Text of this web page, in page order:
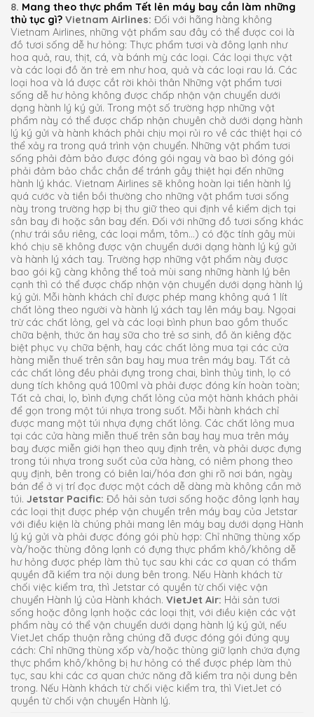
8. Mang theo thực phẩm Tết lên máy bay cần làm những
thủ tục gì? Vietnam Airlines: Đối với hãng hàng không
Vietnam Airlines, những vật phẩm sau đây có thể được coi là
đồ tươi sống dễ hư hỏng: Thực phẩm tươi và đông lạnh như
hoa quả, rau, thịt, cá, và bánh mỳ các loại. Các loại thực vật
và các loại đồ ăn trẻ em như hoa, quả và các loại rau lá. Các
loại hoa và lá được cắt rời khỏi thân Những vật phẩm tươi
sống dễ hư hỏng không được chấp nhận vận chuyển dưới
dạng hành lý ký gửi. Trong một số trường hợp những vật
phẩm này có thể được chấp nhận chuyên chở dưới dạng hành
lý ký gửi và hành khách phải chịu mọi rủi ro về các thiệt hại có
thể xảy ra trong quá trình vận chuyển. Những vật phẩm tươi
sống phải đảm bảo được đóng gói ngay và bao bì đóng gói
phải đảm bảo chắc chắn để tránh gây thiệt hại đến những
hành lý khác. Vietnam Airlines sẽ không hoàn lại tiền hành lý
quá cước và tiền bồi thường cho những vật phẩm tươi sống
này trong trường hợp bị thu giữ theo qui định về kiểm dịch tại
sân bay đi hoặc sân bay đến. Đối với những đồ tươi sống khác
(như trái sầu riêng, các loại mắm, tôm…) có đặc tính gây mùi
khó chịu sẽ không được vận chuyển dưới dạng hành lý ký gửi
và hành lý xách tay. Trường hợp những vật phẩm này được
bao gói kỹ càng không thể toả mùi sang những hành lý bên
cạnh thì có thể được chấp nhận vận chuyển dưới dạng hành lý
ký gửi. Mỗi hành khách chỉ được phép mang không quá 1 lít
chất lỏng theo người và hành lý xách tay lên máy bay. Ngọai
trừ các chất lỏng, gel và các loại bình phun bao gồm thuốc
chữa bệnh, thức ăn hay sữa cho trẻ sơ sinh, đồ ăn kiêng đặc
biệt phục vụ chữa bệnh, hay các chất lỏng mua tại các cửa
hàng miễn thuế trên sân bay hay mua trên máy bay. Tất cả
các chất lỏng đều phải đựng trong chai, bình thủy tinh, lọ có
dung tích không quá 100ml và phải được đóng kín hoàn toàn;
Tất cả chai, lọ, bình đựng chất lỏng của một hành khách phải
để gọn trong một túi nhựa trong suốt. Mỗi hành khách chỉ
được mang một túi nhựa đựng chất lỏng. Các chất lỏng mua
tại các cửa hàng miễn thuế trên sân bay hay mua trên máy
bay được miễn giới hạn theo quy định trên, và phải dược đựng
trong túi nhựa trong suốt của cửa hàng, có niêm phong theo
quy định, bên trong có biên lai/hóa đơn ghi rõ nơi bán, ngày
bán để ở vị trí đọc được một cách dễ dàng mà không cần mở
túi. Jetstar Pacific: Đồ hải sản tươi sống hoặc đông lạnh hay
các loại thịt được phép vận chuyển trên máy bay của Jetstar
với điều kiện là chúng phải mang lên máy bay dưới dạng Hành
lý ký gửi và phải được đóng gói phù hợp: Chỉ những thùng xốp
và/hoặc thùng đông lạnh có đựng thực phẩm khô/không dễ
hư hỏng được phép làm thủ tục sau khi các cơ quan có thẩm
quyền đã kiểm tra nội dung bên trong. Nếu Hành khách từ
chối việc kiểm tra, thì Jetstar có quyền từ chối việc vận
chuyển Hành lý của Hành khách. VietJet Air: Hải sản tươi
sống hoặc đông lạnh hoặc các loại thịt, với điều kiện các vật
phẩm này có thể vận chuyển dưới dạng hành lý ký gửi, nếu
VietJet chấp thuận rằng chúng đã được đóng gói đúng quy
cách: Chỉ những thùng xốp và/hoặc thùng giữ lạnh chứa đựng
thực phẩm khô/không bị hư hỏng có thể được phép làm thủ
tục, sau khi các cơ quan chức năng đã kiểm tra nội dung bên
trong. Nếu Hành khách từ chối việc kiểm tra, thì VietJet có
quyền từ chối vận chuyển Hành lý.